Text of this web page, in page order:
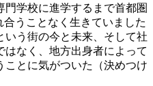
学校に進学するまで首都圏
うことなく生きていました
いう街の今と未来、そして社
なく、地方出身者によって
とに気がついた（決めつけ